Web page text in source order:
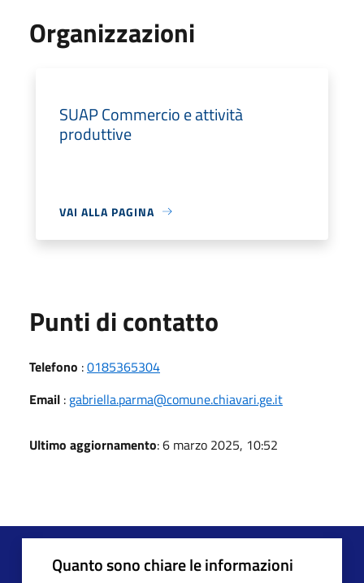
Organizzazioni
SUAP Commercio e attività
produttive
VAI ALLA PAGINA
Punti di contatto
Telefono :0185365304
Email : gabriella.parma@comune.chiavari.ge.it
Ultimo aggiornamento: 6 marzo 2025, 10:52
Quanto sono chiare le informazioni